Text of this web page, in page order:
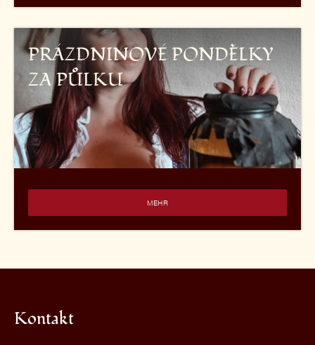
PRÁZDNINOVÉ PONDĚLKY
ZA PŮLKU
MEHR
Kontakt